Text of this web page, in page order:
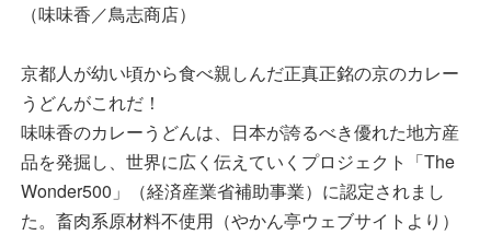
（味味香／鳥志商店）
京都人が幼い頃から食べ親しんだ正真正銘の京のカレー
うどんがこれだ！
味味香のカレーうどんは、日本が誇るべき優れた地方産
品を発掘し、世界に広く伝えていくプロジェクト「The
Wonder500」（経済産業省補助事業）に認定されまし
た。畜肉系原材料不使用（やかん亭ウェブサイトより）